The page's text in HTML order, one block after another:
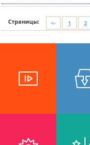
Страницы: <- 1 2